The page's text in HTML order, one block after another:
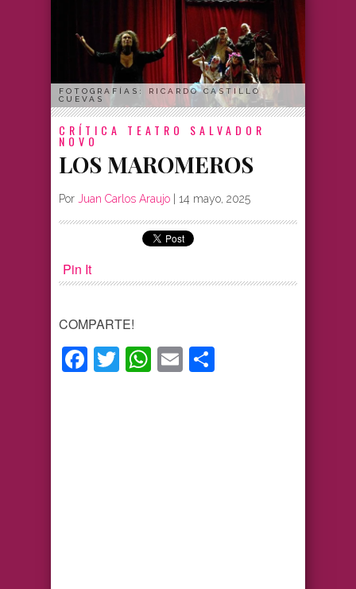
FOTOGRAFÍAS: RICARDO CASTILLO
CUEVAS
CRÍTICA TEATRO SALVADOR
NOVO
LOS MAROMEROS
Por Juan Carlos Araujo | 14 mayo, 2025
Pin It
COMPARTE!
Facebook
TwitterWhatsApp
Email